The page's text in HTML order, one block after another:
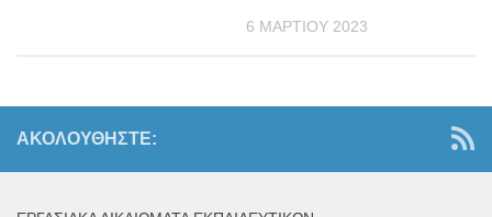
6 ΜΑΡΤΊΟΥ 2023
ΑΚΟΛΟΥΘΉΣΤΕ: